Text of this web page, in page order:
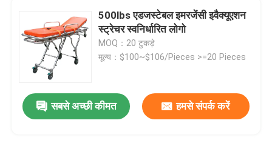
घर
उत्पाद
वीडियो
500lbs एडजस्टेबल इमरजेंसी इवैक्यूएशन
स्ट्रेचर स्वनिर्धारित लोगो
MOQ：20 टुकड़े
मूल्य：$100~$106/Pieces >=20 Pieces
सबसे अच्छी कीमत हमसे संपर्क करें
आपातकालीन बचाव के लिए 75 डिग्री फोल्डिंग एम्बुलेंस स्ट्रेचर 190CM